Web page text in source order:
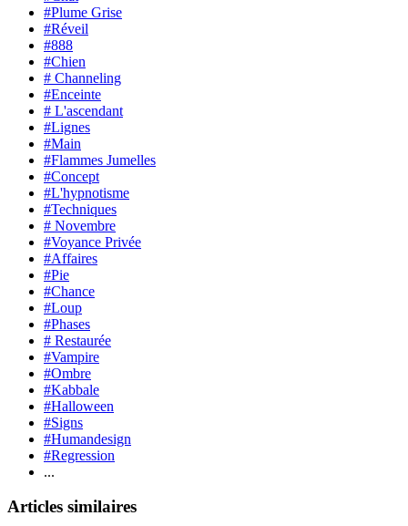
#Plume Grise
#Réveil
#888
#Chien
# Channeling
#Enceinte
# L'ascendant
#Lignes
#Main
#Flammes Jumelles
#Concept
#L'hypnotisme
#Techniques
# Novembre
#Voyance Privée
#Affaires
#Pie
#Chance
#Loup
#Phases
# Restaurée
#Vampire
#Ombre
#Kabbale
#Halloween
#Signs
#Humandesign
#Regression
...
Articles similaires